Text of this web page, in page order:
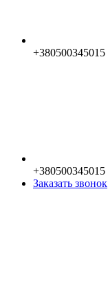
+380500345015
+380500345015
Заказать звонок